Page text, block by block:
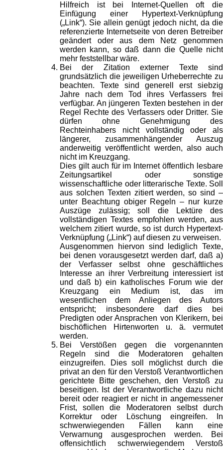
Hilfreich ist bei Internet-Quellen oft die
Einfügung einer Hypertext-Verknüpfung
(„Link“). Sie allein genügt jedoch nicht, da die
referenzierte Internetseite von deren Betreiber
geändert oder aus dem Netz genommen
werden kann, so daß dann die Quelle nicht
mehr feststellbar wäre.
Bei der Zitation externer Texte sind
grundsätzlich die jeweiligen Urheberrechte zu
beachten. Texte sind generell erst siebzig
Jahre nach dem Tod ihres Verfassers frei
verfügbar. An jüngeren Texten bestehen in der
Regel Rechte des Verfassers oder Dritter. Sie
dürfen ohne Genehmigung des
Rechteinhabers nicht vollständig oder als
längerer, zusammenhängender Auszug
anderweitig veröffentlicht werden, also auch
nicht im Kreuzgang.
Dies gilt auch für im Internet öffentlich lesbare
Zeitungsartikel oder sonstige
wissenschaftliche oder litterarische Texte. Soll
aus solchen Texten zitiert werden, so sind –
unter Beachtung obiger Regeln – nur kurze
Auszüge zulässig; soll die Lektüre des
vollständigen Textes empfohlen werden, aus
welchem zitiert wurde, so ist durch Hypertext-
Verknüpfung („Link“) auf diesen zu verweisen.
Ausgenommen hiervon sind lediglich Texte,
bei denen vorausgesetzt werden darf, daß a)
der Verfasser selbst ohne geschäftliches
Interesse an ihrer Verbreitung interessiert ist
und daß b) ein katholisches Forum wie der
Kreuzgang ein Medium ist, das im
wesentlichen dem Anliegen des Autors
entspricht; insbesondere darf dies bei
Predigten oder Ansprachen von Klerikern, bei
bischöflichen Hirtenworten u. ä. vermutet
werden.
Bei Verstößen gegen die vorgenannten
Regeln sind die Moderatoren gehalten
einzugreifen. Dies soll möglichst durch die
privat an den für den Verstoß Verantwortlichen
gerichtete Bitte geschehen, den Verstoß zu
beseitigen. Ist der Verantwortliche dazu nicht
bereit oder reagiert er nicht in angemessener
Frist, sollen die Moderatoren selbst durch
Korrektur oder Löschung eingreifen. In
schwerwiegenden Fällen kann eine
Verwarnung ausgesprochen werden. Bei
offensichtlich schwerwiegendem Verstoß